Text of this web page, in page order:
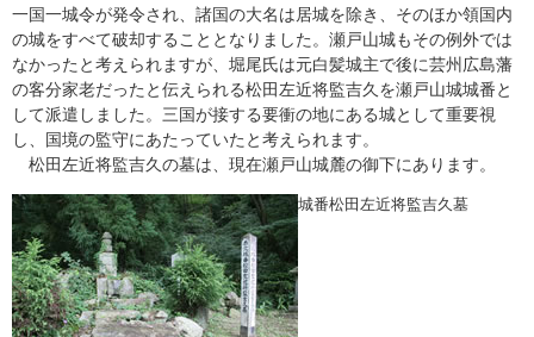
一国一城令が発令され、諸国の大名は居城を除き、そのほか領国内
の城をすべて破却することとなりました。瀬戸山城もその例外では
なかったと考えられますが、堀尾氏は元白髪城主で後に芸州広島藩
の客分家老だったと伝えられる松田左近将監吉久を瀬戸山城城番と
して派遣しました。三国が接する要衝の地にある城として重要視
し、国境の監守にあたっていたと考えられます。
松田左近将監吉久の墓は、現在瀬戸山城麓の御下にあります。
​城番松田左近将監吉久墓